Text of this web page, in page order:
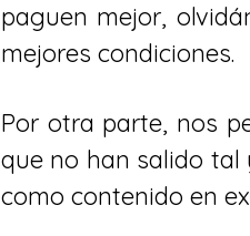
paguen mejor,
mejores condiciones.
Por otra parte, nos
que no han salido
como contenido en